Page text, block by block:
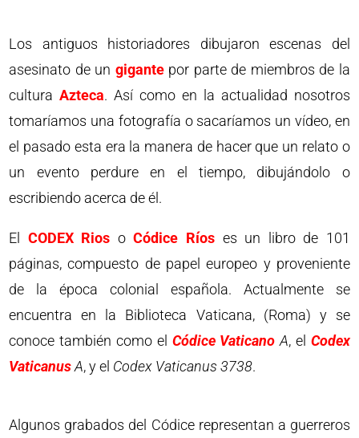
Los antiguos historiadores dibujaron escenas del
asesinato de un gigantepor parte de miembros de la
culturaAzteca. Así como en la actualidad nosotros
tomaríamos una fotografía o sacaríamos un vídeo, en
el pasado esta era la manera de hacer que un relato o
un evento perdure en el tiempo, dibujándolo o
escribiendo acerca de él.
El CODEX Rios oCódice Ríos es un libro de 101
páginas, compuesto de papel europeo y proveniente
de la época colonial española. Actualmente se
encuentra en la Biblioteca Vaticana, (Roma) y se
conoce también como el Códice Vaticano A, el Codex
VaticanusA, y el Codex Vaticanus 3738.
Algunos grabados del Códice representan a guerreros